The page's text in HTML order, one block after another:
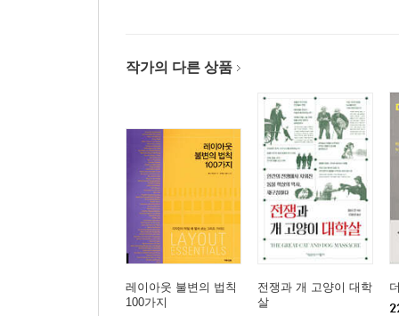
작가의 다른 상품
레이아웃 불변의 법칙
100가지
전쟁과 개 고양이 대학
살